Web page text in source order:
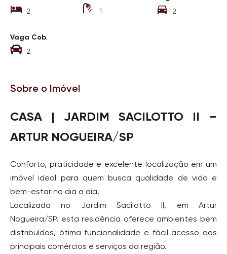
2 1 2
Vaga Cob.
2
Sobre o Imóvel
CASA | JARDIM SACILOTTO II –
ARTUR NOGUEIRA/SP
Conforto, praticidade e excelente localização em um
imóvel ideal para quem busca qualidade de vida e
bem-estar no dia a dia.
Localizada no Jardim Sacilotto II, em Artur
Nogueira/SP, esta residência oferece ambientes bem
distribuídos, ótima funcionalidade e fácil acesso aos
principais comércios e serviços da região.